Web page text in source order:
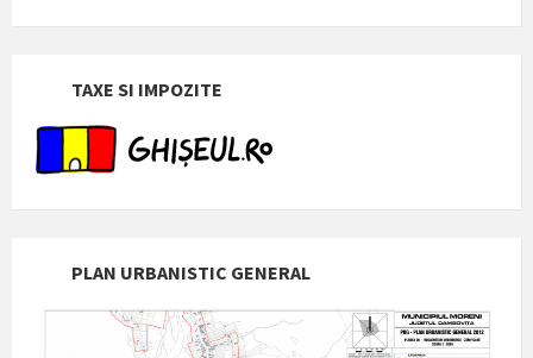
TAXE SI IMPOZITE
PLAN URBANISTIC GENERAL